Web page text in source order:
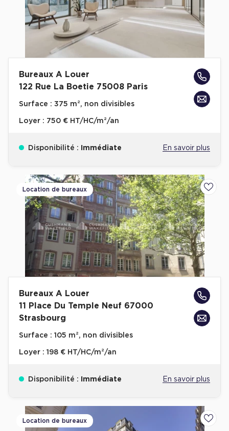
Bureaux A Louer
122 Rue La Boetie 75008 Paris
Surface : 375 m², non divisibles
Loyer : 750 € HT/HC/m²/an
Disponibilité : Immédiate En savoir plus
Location de bureaux
Bureaux A Louer
11 Place Du Temple Neuf 67000
Strasbourg
Surface : 105 m², non divisibles
Loyer : 198 € HT/HC/m²/an
Disponibilité : Immédiate En savoir plus
Location de bureaux